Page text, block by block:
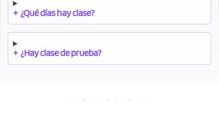
+ ¿Qué días hay clase?
+ ¿Hay clase de prueba?